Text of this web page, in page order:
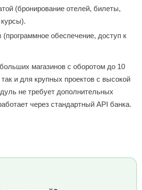
(бронирование отелей, билеты,
обеспечение, доступ к
магазинов с оборотом до 10
и для крупных проектов с высокой
не требует дополнительных
через стандартный API банка.